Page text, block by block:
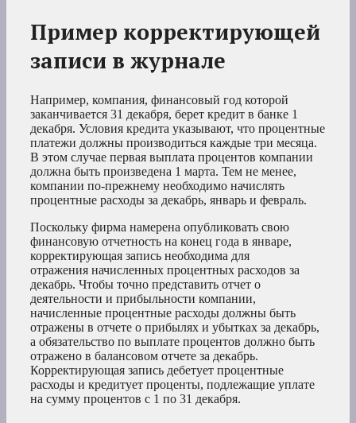
Пример корректирующей
записи в журнале
Например, компания, финансовый год которой
заканчивается 31 декабря, берет кредит в банке 1
декабря. Условия кредита указывают, что процентные
платежи должны производиться каждые три месяца.
В этом случае первая выплата процентов компании
должна быть произведена 1 марта. Тем не менее,
компании по-прежнему необходимо начислять
процентные расходы за декабрь, январь и февраль.
Поскольку фирма намерена опубликовать свою
финансовую отчетность на конец года в январе,
корректирующая запись необходима для
отражения начисленных процентных расходов за
декабрь. Чтобы точно представить отчет о
деятельности и прибыльности компании,
начисленные процентные расходы должны быть
отражены в отчете о прибылях и убытках за декабрь,
а обязательство по выплате процентов должно быть
отражено в балансовом отчете за декабрь.
Корректирующая запись дебетует процентные
расходы и кредитует проценты, подлежащие уплате
на сумму процентов с 1 по 31 декабря.